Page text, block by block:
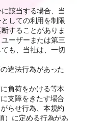
該当する場合、当
しての利用を制限
することがありま
ーザーまたは第三
も、当社は、一切
違法行為があった
負荷をかける等本
支障をきたす場合
らせ行為、本規約
）に定める行為があ